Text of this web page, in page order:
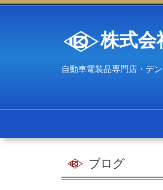
株式会
自動車電装品専門店・デ
ブログ